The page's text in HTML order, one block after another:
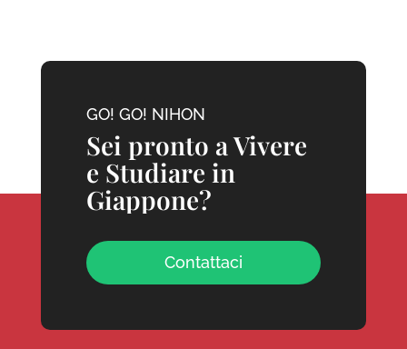
GO! GO! NIHON
Sei pronto a Vivere
e Studiare in
Giappone?
Contattaci